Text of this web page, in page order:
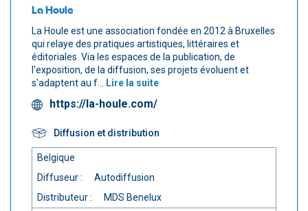
La Houle
La Houle est une association fondée en 2012 à Bruxelles
qui relaye des pratiques artistiques, littéraires et
éditoriales. Via les espaces de la publication, de
l'exposition, de la diffusion, ses projets évoluent et
s'adaptent au f...
Lire la suite
https://la-houle.com/
Diffusion et distribution
Belgique
Diffuseur :
Autodiffusion
Distributeur :
MDS Benelux